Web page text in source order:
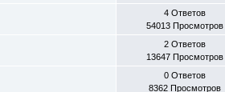
4 Ответов
54013 Просмотров
2 Ответов
13647 Просмотров
0 Ответов
8362 Просмотров